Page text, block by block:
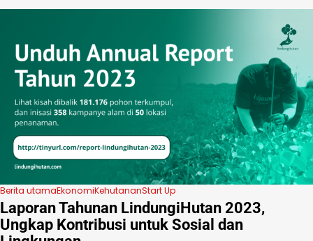
Berita utamaEkonomiKehutananStart Up
Laporan Tahunan LindungiHutan 2023,
Ungkap Kontribusi untuk Sosial dan